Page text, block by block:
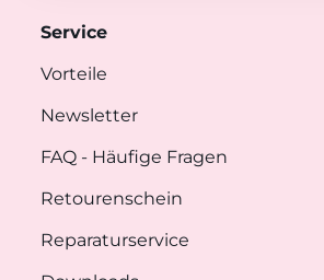
Service
Vorteile
Newsletter
FAQ - Häufige Fragen
Retourenschein
Reparaturservice